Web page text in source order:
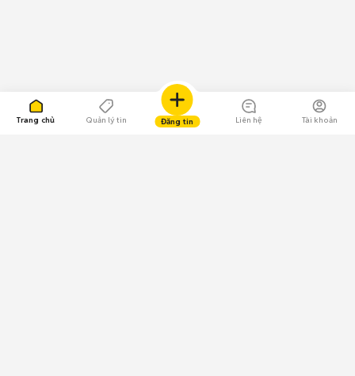
Trang chủ Quản lý tin Đăng tin Liên hệ Tài khoản